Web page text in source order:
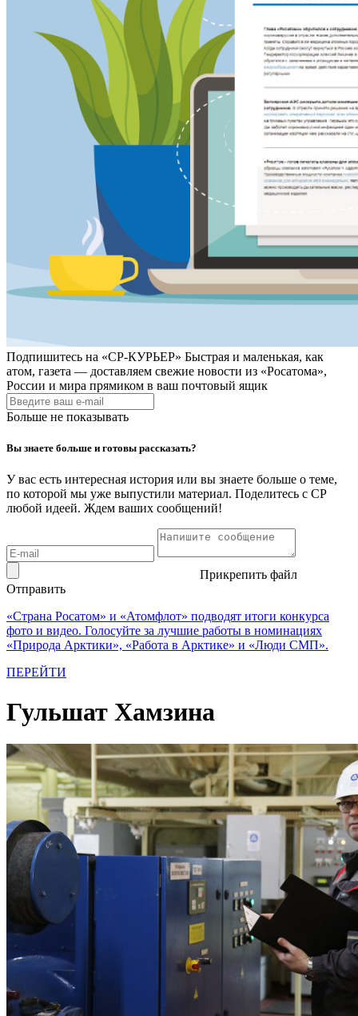
Подпишитесь на «СР-КУРЬЕР» Быстрая и маленькая, как
атом, газета — доставляем свежие новости из «Росатома»,
России и мира прямиком в ваш почтовый ящик
Больше не показывать
Вы знаете больше и готовы рассказать?
У вас есть интересная история или вы знаете больше о теме,
по которой мы уже выпустили материал. Поделитесь с СР
любой идеей. Ждем ваших сообщений!
Прикрепить файл
Отправить
«Страна Росатом» и «Атомфлот» подводят итоги конкурса
фото и видео. Голосуйте за лучшие работы в номинациях
«Природа Арктики», «Работа в Арктике» и «Люди СМП».
ПЕРЕЙТИ
Гульшат Хамзина